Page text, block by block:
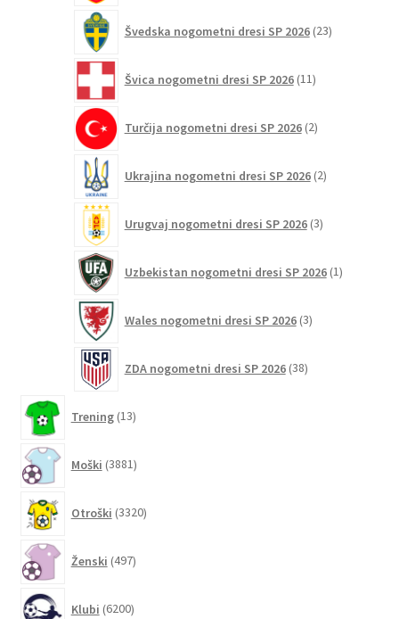
Švedska nogometni dresi SP 2026 23izdelkov
Švica nogometni dresi SP 2026 11izdelkov
Turčija nogometni dresi SP 2026 2izdelka
Ukrajina nogometni dresi SP 2026 2izdelka
Urugvaj nogometni dresi SP 2026 3izdelki
Uzbekistan nogometni dresi SP 2026 1izdelek
Wales nogometni dresi SP 2026 3izdelki
ZDA nogometni dresi SP 2026 38izdelkov
Trening 13izdelkov
Moški 3881izdelkov
Otroški 3320izdelkov
Ženski 497izdelkov
Klubi 6200